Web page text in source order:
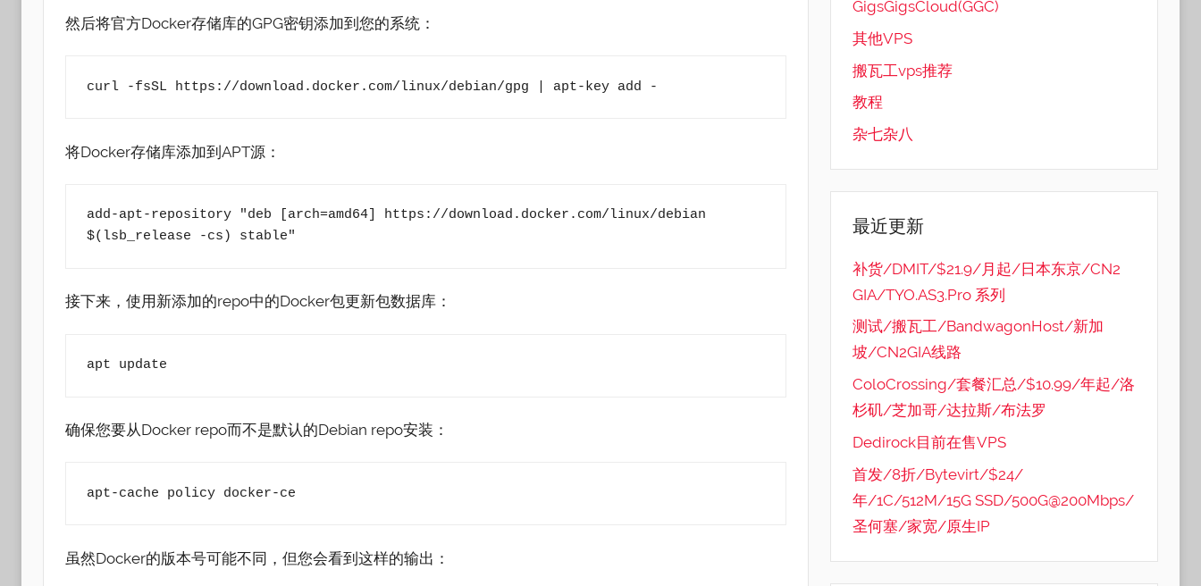
然后将官方Docker存储库的GPG密钥添加到您的系统：
curl -fsSL https://download.docker.com/linux/debian/gpg | apt-key add -
将Docker存储库添加到APT源：
add-apt-repository "deb [arch=amd64] https://download.docker.com/linux/debian
$(lsb_release -cs) stable"
接下来，使用新添加的repo中的Docker包更新包数据库：
apt update
确保您要从Docker repo而不是默认的Debian repo安装：
apt-cache policy docker-ce
虽然Docker的版本号可能不同，但您会看到这样的输出：
GigsGigsCloud(GGC)
其他VPS
搬瓦工vps推荐
教程
杂七杂八
最近更新
补货/DMIT/$21.9/月起/日本东京/CN2
GIA/TYO.AS3.Pro 系列
测试/搬瓦工/BandwagonHost/新加
坡/CN2GIA线路
ColoCrossing/套餐汇总/$10.99/年起/洛
杉矶/芝加哥/达拉斯/布法罗
Dedirock目前在售VPS
首发/8折/Bytevirt/$24/
年/1C/512M/15G SSD/500G@200Mbps/
圣何塞/家宽/原生IP